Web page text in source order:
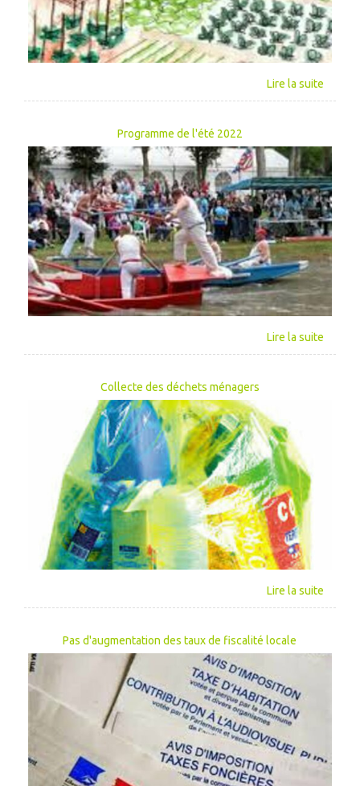
Programme de l'été 2022
Collecte des déchets ménagers
Pas d'augmentation des taux de fiscalité locale